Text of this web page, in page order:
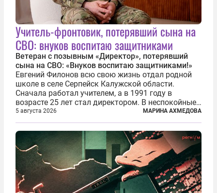
Учитель-фронтовик, потерявший сына на
СВО: внуков воспитаю защитниками
Ветеран с позывным «Директор», потерявший
сына на СВО: «Внуков воспитаю защитниками!»
Евгений Филонов всю свою жизнь отдал родной
школе в селе Серпейск Калужской области.
Сначала работал учителем, а в 1991 году в
возрасте 25 лет стал директором. В неспокойные
90-е он сумел спасти школу от закрытия и со
временем сделал ее лучшей в районе. В 2023 году
в возрасте 57 лет вслед за сыном...
5 августа 2026 МАРИНА АХМЕДОВА